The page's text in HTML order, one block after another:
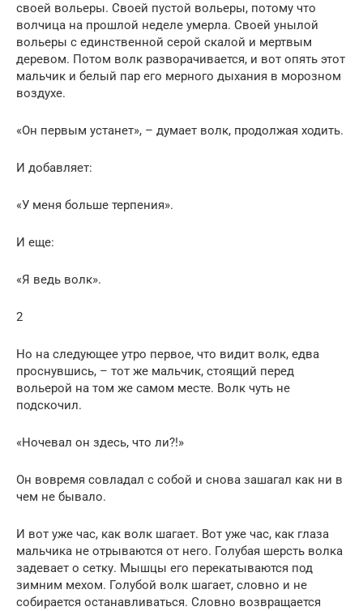
своей вольеры. Своей пустой вольеры, потому что
волчица на прошлой неделе умерла. Своей унылой
вольеры с единственной серой скалой и мертвым
деревом. Потом волк разворачивается, и вот опять этот
мальчик и белый пар его мерного дыхания в морозном
воздухе.
«Он первым устанет», – думает волк, продолжая ходить.
И добавляет:
«У меня больше терпения».
И еще:
«Я ведь волк».
2
Но на следующее утро первое, что видит волк, едва
проснувшись, – тот же мальчик, стоящий перед
вольерой на том же самом месте. Волк чуть не
подскочил.
«Ночевал он здесь, что ли?!»
Он вовремя совладал с собой и снова зашагал как ни в
чем не бывало.
И вот уже час, как волк шагает. Вот уже час, как глаза
мальчика не отрываются от него. Голубая шерсть волка
задевает о сетку. Мышцы его перекатываются под
зимним мехом. Голубой волк шагает, словно и не
собирается останавливаться. Словно возвращается